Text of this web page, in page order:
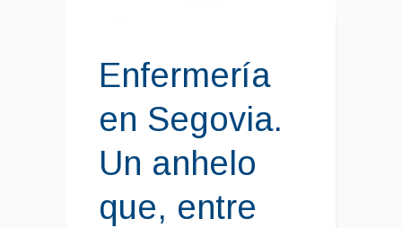
Enfermería
en Segovia.
Un anhelo
que, entre